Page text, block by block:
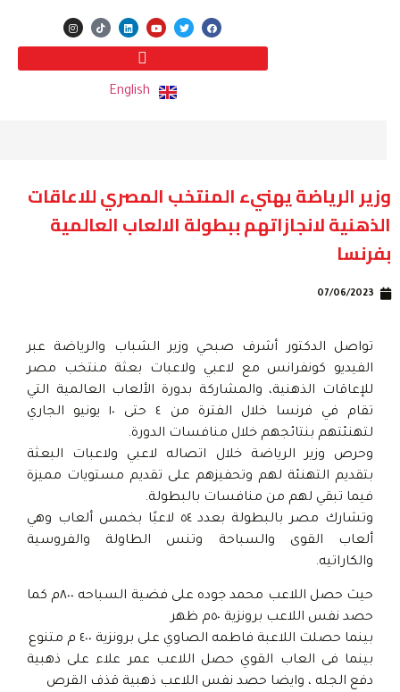
English
وزير الرياضة يهنيء المنتخب المصري للاعاقات
الذهنية لانجازاتهم ببطولة الالعاب العالمية
بفرنسا
07/06/2023
تواصل الدكتور أشرف صبحي وزير الشباب والرياضة عبر
الفيديو كونفرانس مع لاعبي ولاعبات بعثة منتخب مصر
للإعاقات الذهنية، والمشاركة بدورة الألعاب العالمية التي
تقام في فرنسا خلال الفترة من ٤ حتى ١٠ يونيو الجاري
لتهنئتهم بنتائجهم خلال منافسات الدورة.
وحرص وزير الرياضة خلال اتصاله لاعبي ولاعبات البعثة
بتقديم التهنئة لهم وتحفيزهم على تقديم مستويات مميزة
فيما تبقي لهم من منافسات بالبطولة.
وتشارك مصر بالبطولة بعدد ٥٤ لاعبًا بخمس ألعاب وهي
ألعاب القوى والسباحة وتنس الطاولة والفروسية
والكاراتيه.
حيث حصل اللاعب محمد جوده على فضية السباحه ٨٠٠م كما
حصد نفس اللاعب برونزية ٥٠م ظهر
بينما حصلت اللاعبة فاطمه الصاوي على برونزية ٤٠٠ م متنوع
بينما فى العاب القوي حصل اللاعب عمر علاء على ذهبية
دفع الجله ، وايضا حصد نفس اللاعب ذهبية قذف القرص